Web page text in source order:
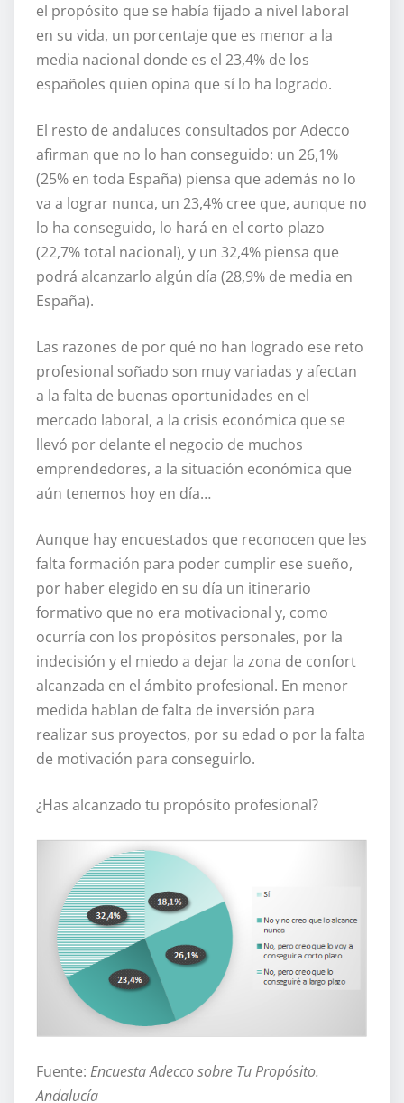
el propósito que se había fijado a nivel laboral
en su vida, un porcentaje que es menor a la
media nacional donde es el 23,4% de los
españoles quien opina que sí lo ha logrado.
El resto de andaluces consultados por Adecco
afirman que no lo han conseguido: un 26,1%
(25% en toda España) piensa que además no lo
va a lograr nunca, un 23,4% cree que, aunque no
lo ha conseguido, lo hará en el corto plazo
(22,7% total nacional), y un 32,4% piensa que
podrá alcanzarlo algún día (28,9% de media en
España).
Las razones de por qué no han logrado ese reto
profesional soñado son muy variadas y afectan
a la falta de buenas oportunidades en el
mercado laboral, a la crisis económica que se
llevó por delante el negocio de muchos
emprendedores, a la situación económica que
aún tenemos hoy en día…
Aunque hay encuestados que reconocen que les
falta formación para poder cumplir ese sueño,
por haber elegido en su día un itinerario
formativo que no era motivacional y, como
ocurría con los propósitos personales, por la
indecisión y el miedo a dejar la zona de confort
alcanzada en el ámbito profesional. En menor
medida hablan de falta de inversión para
realizar sus proyectos, por su edad o por la falta
de motivación para conseguirlo.
¿Has alcanzado tu propósito profesional?
Fuente: Encuesta Adecco sobre Tu Propósito.
Andalucía